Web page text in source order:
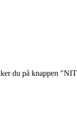
du på knappen